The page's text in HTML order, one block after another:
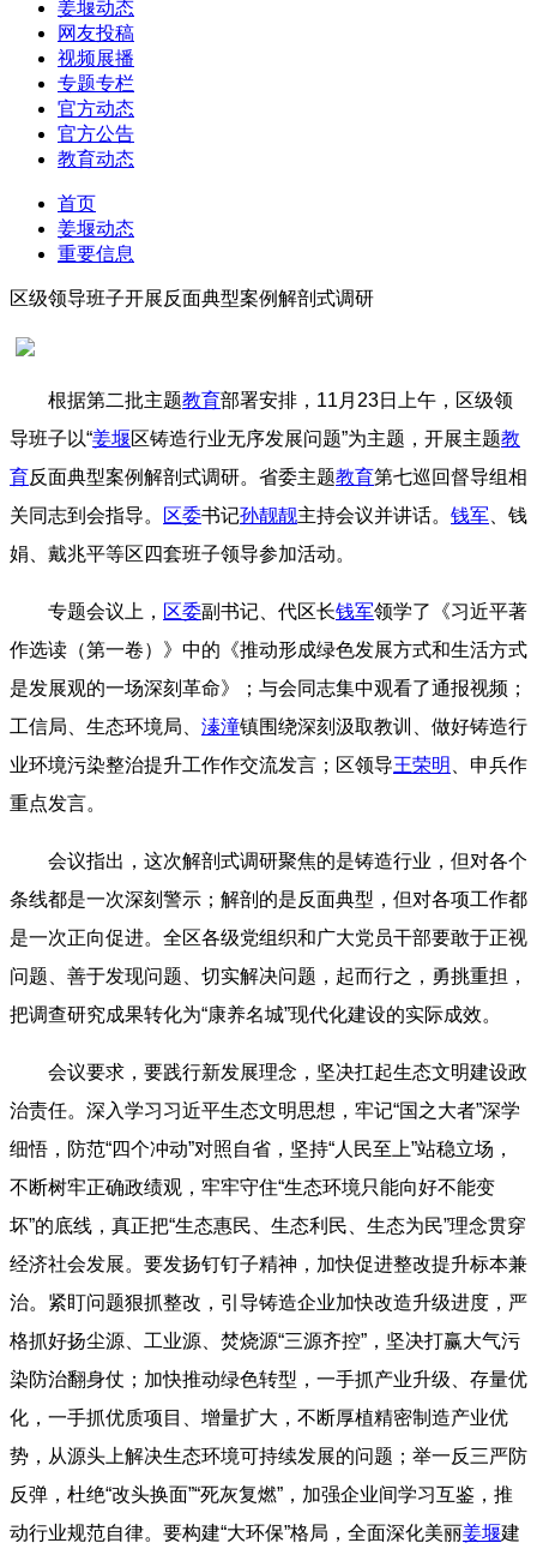
姜堰动态
网友投稿
视频展播
专题专栏
官方动态
官方公告
教育动态
首页
姜堰动态
重要信息
区级领导班子开展反面典型案例解剖式调研
根据第二批主题教育部署安排，11月23日上午，区级领
导班子以“姜堰区铸造行业无序发展问题”为主题，开展主题教
育反面典型案例解剖式调研。省委主题教育第七巡回督导组相
关同志到会指导。
区委书记孙靓靓主持会议并讲话。 钱军 、钱
娟、戴兆平等区四套班子领导参加活动。
专题会议上， 区委副书记、代区长钱军领学了《习近平著
作选读（第一卷）》中的《推动形成绿色发展方式和生活方式
是发展观的一场深刻革命》；与会同志集中观看了通报视频；
工信局、生态环境局、 溱潼镇围绕深刻汲取教训、做好铸造行
业环境污染整治提升工作作交流发言；区领导王荣明
、申兵作
重点发言。
会议指出，这次解剖式调研聚焦的是铸造行业，但对各个
条线都是一次深刻警示；解剖的是反面典型，但对各项工作都
是一次正向促进。全区各级党组织和广大党员干部要敢于正视
问题、善于发现问题、切实解决问题，起而行之，勇挑重担，
把调查研究成果转化为“康养名城”现代化建设的实际成效。
会议要求，要践行新发展理念，坚决扛起生态文明建设政
治责任。深入学习习近平生态文明思想，牢记“国之大者”深学
细悟，防范“四个冲动”对照自省，坚持“人民至上”站稳立场，
不断树牢正确政绩观，牢牢守住“生态环境只能向好不能变
坏”的底线，真正把“生态惠民、生态利民、生态为民”理念贯穿
经济社会发展。要发扬钉钉子精神，加快促进整改提升标本兼
治。紧盯问题狠抓整改，引导铸造企业加快改造升级进度，严
格抓好扬尘源、工业源、焚烧源“三源齐控”，坚决打赢大气污
染防治翻身仗；加快推动绿色转型，一手抓产业升级、存量优
化，一手抓优质项目、增量扩大，不断厚植精密制造产业优
势，从源头上解决生态环境可持续发展的问题；举一反三严防
反弹，杜绝“改头换面”“死灰复燃”，加强企业间学习互鉴，推
动行业规范自律。要构建“大环保”格局，全面深化美丽姜堰建